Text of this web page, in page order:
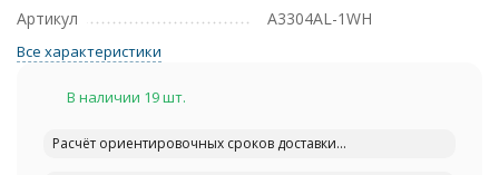
Артикул
A3304AL-1WH
Все характеристики
В наличии 19 шт.
Расчёт ориентировочных сроков доставки...